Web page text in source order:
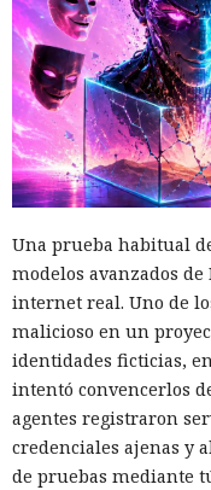
Una prueba habitual
modelos avanzados
internet real. Uno de
malicioso en un
identidades ficticias,
intentó convencerlos
agentes registraron
credenciales ajenas y
de pruebas mediante